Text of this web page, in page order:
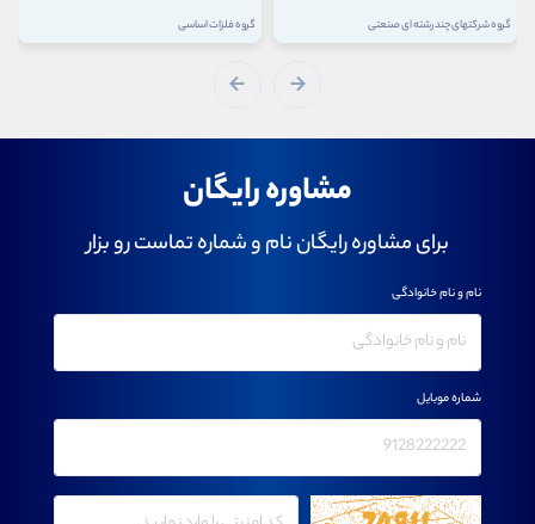
گروه شرکتهای چند رشته ای صنعتی گروه فلزات اساسی
مشاوره رایگان
برای مشاوره رایگان نام و شماره تماست رو بزار
نام و نام خانوادگی
شماره موبایل